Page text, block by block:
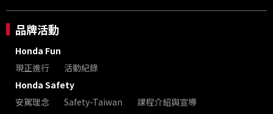
品牌活動
Honda Fun
現正進行
活動紀錄
Honda Safety
安駕理念
Safety-Taiwan 課程介紹與宣導